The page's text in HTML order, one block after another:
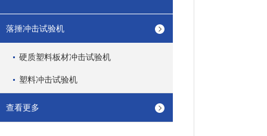
落捶冲击试验机
硬质塑料板材冲击试验机
塑料冲击试验机
查看更多